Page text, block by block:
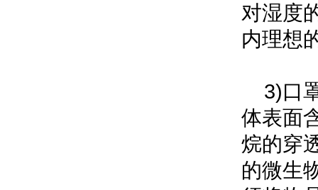
对湿度
内理想
3)口
体表面
烷的穿
的微生